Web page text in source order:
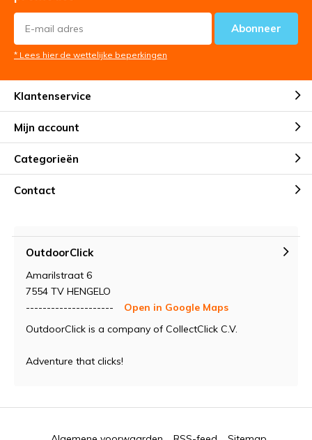
Abonneer
* Lees hier de wettelijke beperkingen
Klantenservice
Mijn account
Categorieën
Contact
OutdoorClick
Amarilstraat 6
7554 TV HENGELO
---------------------
Open in Google Maps
OutdoorClick is a company of CollectClick C.V.
Adventure that clicks!